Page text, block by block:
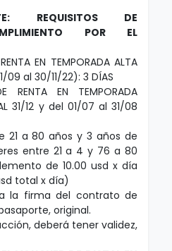
REQUISITOS DE
POR EL
EN TEMPORADA ALTA
09 al 30/11/22): 3 DÍAS
RENTA EN TEMPORADA
31/12 y del 01/07 al 31/08
21 a 80 años y 3 años de
entre 21 a 4 y 76 a 80
de 10.00 usd x día
total x día)
la firma del contrato de
original.
deberá tener validez,